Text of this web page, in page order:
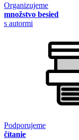
Organizujeme
množstvo besied
s autormi
Podporujeme
čítanie